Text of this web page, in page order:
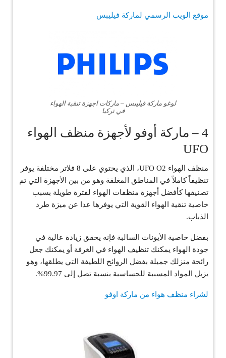
موقع الويب الرسمي لماركة فيليبس
لوغو ماركة فيليبس – ماركات اجهزة تنقية الهواء
في تركيا
4 – ماركة أوفو لأجهزة منظف الهواء
UFO
منظف ​​الهواء UFO O2، الذي يحتوي على 8 فلاتر مختلفة يوفر
تنظيفاً كاملاً في المناطق المغلقة وهو من بين الأجهزة التي تم
تصنيفها كأفضل أجهزة منظفات الهواء لفترة طويلة بسبب
خاصية تنقية الهواء القوية التي يوفرها عدا عن ميزة طرد
الذباب.
بفضل خاصية الأيونات السالبة فإنه يحقق زيادة عالية في
جودة الهواء يمكنك تنظيف الهواء في الغرفة أو يمكنك جعل
رائحة منزلك جميلة بفضل الروائح اللطيفة التي يطلقها، وهو
يزيل المواد المسببة للحساسية بنسبة تصل إلى 99.97%.
لشراء منظف هواء من ماركة اوفو